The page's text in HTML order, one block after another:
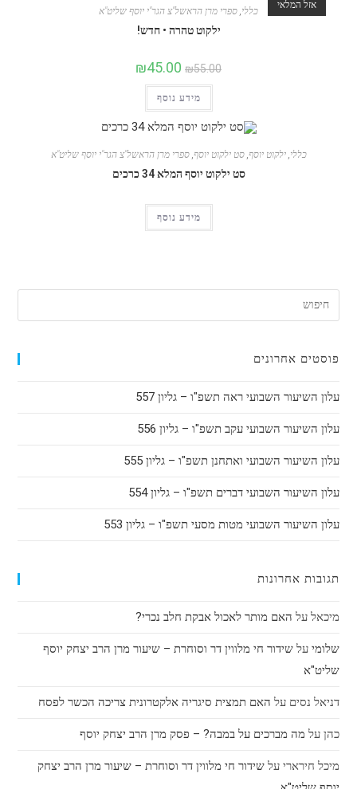
אזל המלאי
כללי ספרי מרן הראשל"צ הגר"י יוסף שליט"א
ילקוט טהרה • חדש!
₪55.00
₪45.00
מידע נוסף
כללי,ילקוט יוסף,סט ילקוט יוסף,ספרי מרן הראשל"צ הגר"י יוסף שליט"א
סט ילקוט יוסף המלא 34 כרכים
מידע נוסף
פוסטים אחרונים
עלון השיעור השבועי ראה תשפ"ו – גליון 557
עלון השיעור השבועי עקב תשפ"ו – גליון 556
עלון השיעור השבועי ואתחנן תשפ"ו – גליון 555
עלון השיעור השבועי דברים תשפ"ו – גליון 554
עלון השיעור השבועי מטות מסעי תשפ"ו – גליון 553
תגובות אחרונות
מיכאל על האם מותר לאכול אבקת חלב נכרי?
שלומי עלשידור חי מלווין דר וסוחרת – שיעור מרן הרב יצחק יוסף
שליט"א
דניאל נסים על האם תמצית סיגריה אלקטרונית צריכה הכשר לפסח
כהן על מה מברכים על במבה? – פסק מרן הרב יצחק יוסף
מיכל חירארי עלשידור חי מלווין דר וסוחרת – שיעור מרן הרב יצחק